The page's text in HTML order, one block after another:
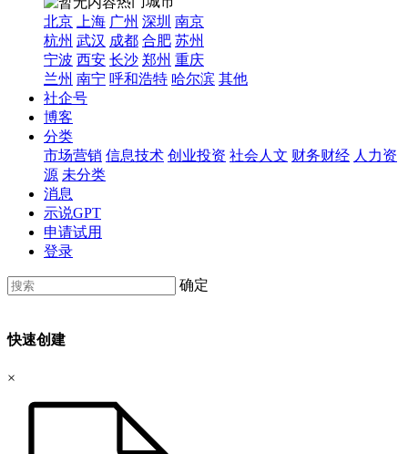
北京
上海 广州 深圳 南京
杭州 武汉 成都 合肥 苏州
宁波 西安 长沙 郑州 重庆
兰州 南宁 呼和浩特 哈尔滨 其他
社企号
博客
分类
市场营销 信息技术 创业投资 社会人文 财务财经 人力资
源 未分类
消息
示说GPT
申请试用
登录
确定
快速创建
×